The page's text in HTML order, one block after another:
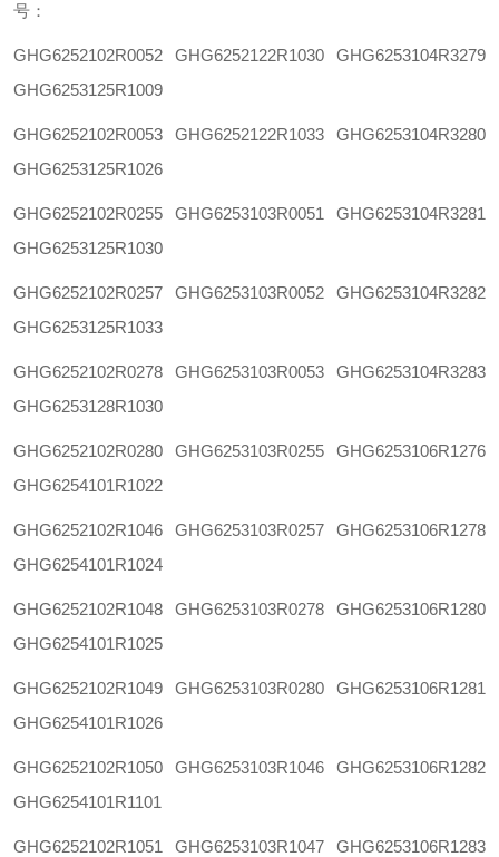
号：
GHG6252102R0052 GHG6252122R1030
GHG6253104R3279
GHG6253125R1009
GHG6252102R0053 GHG6252122R1033
GHG6253104R3280
GHG6253125R1026
GHG6252102R0255 GHG6253103R0051
GHG6253104R3281
GHG6253125R1030
GHG6252102R0257 GHG6253103R0052
GHG6253104R3282
GHG6253125R1033
GHG6252102R0278 GHG6253103R0053
GHG6253104R3283
GHG6253128R1030
GHG6252102R0280 GHG6253103R0255
GHG6253106R1276
GHG6254101R1022
GHG6252102R1046 GHG6253103R0257
GHG6253106R1278
GHG6254101R1024
GHG6252102R1048 GHG6253103R0278
GHG6253106R1280
GHG6254101R1025
GHG6252102R1049 GHG6253103R0280
GHG6253106R1281
GHG6254101R1026
GHG6252102R1050 GHG6253103R1046
GHG6253106R1282
GHG6254101R1101
GHG6252102R1051 GHG6253103R1047
GHG6253106R1283